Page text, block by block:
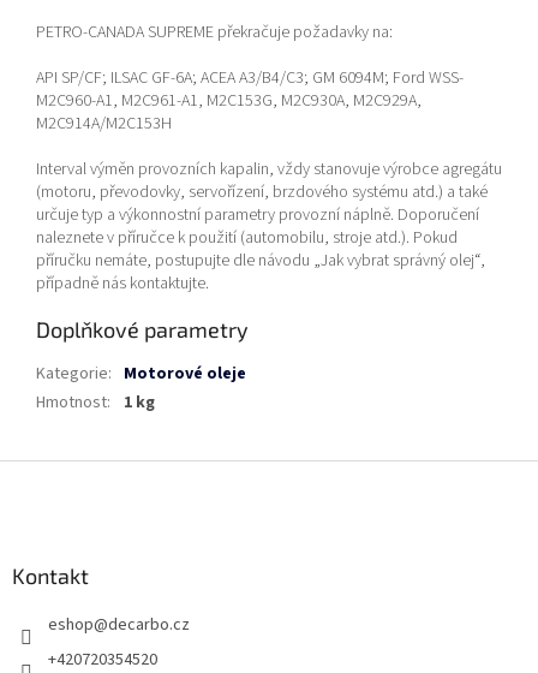
PETRO-CANADA SUPREME překračuje požadavky na:
API SP/CF; ILSAC GF-6A; ACEA A3/B4/C3; GM 6094M; Ford WSS-
M2C960-A1, M2C961-A1, M2C153G, M2C930A, M2C929A,
M2C914A/M2C153H
Interval výměn provozních kapalin, vždy stanovuje výrobce agregátu
(motoru, převodovky, servořízení, brzdového systému atd.) a také
určuje typ a výkonnostní parametry provozní náplně. Doporučení
naleznete v příručce k použití (automobilu, stroje atd.). Pokud
příručku nemáte, postupujte dle návodu „Jak vybrat správný olej“,
případně nás kontaktujte.
Doplňkové parametry
Kategorie: Motorové oleje
Hmotnost: 1 kg
Kontakt
eshop@decarbo.cz
+420720354520